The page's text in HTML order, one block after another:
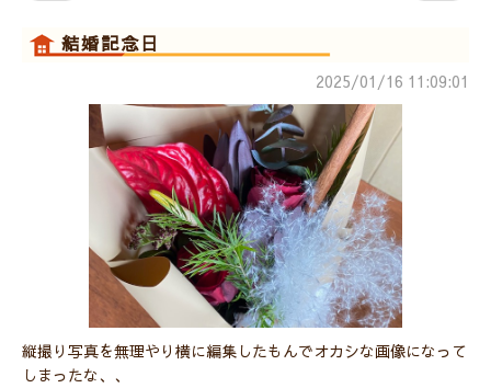
結婚記念日
2025/01/16 11:09:01
縦撮り写真を無理やり横に編集したもんでオカシな画像になって
しまったな、、